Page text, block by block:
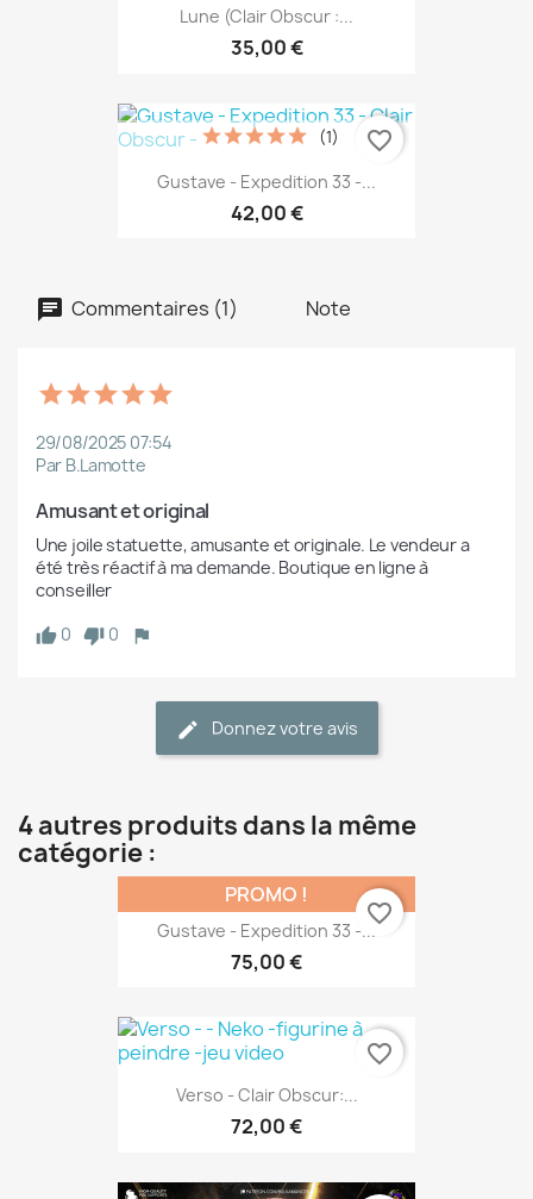
Lune (Clair Obscur :...
35,00 €
Gustave - Expedition 33 -...
42,00 €
(1) favorite_border
Commentaires (1) Note
29/08/2025 07:54
Par B.Lamotte
Amusant et original
Une joile statuette, amusante et originale. Le vendeur a
été très réactif à ma demande. Boutique en ligne à
conseiller
0
0
Donnez votre avis
4 autres produits dans la même
catégorie :
Gustave - Expedition 33 -...
75,00 €
PROMO !
favorite_border
Verso - Clair Obscur:...
72,00 €
favorite_border